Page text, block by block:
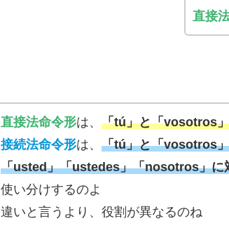
直接
直接法命令形は、 「tú」と「vosotros
接続法命令形は、 「tú」と「vosotros
「usted」「ustedes」「nosotros」に
使い分けするのよ
違いと言うより、役割が異なるのね